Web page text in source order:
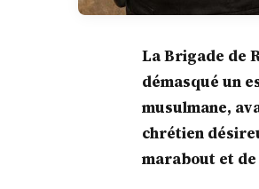
La Brigade de
démasqué un
musulmane,
chrétien
marabout et